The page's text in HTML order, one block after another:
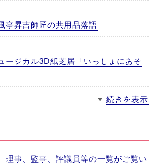
亭昇吉師匠の共用品落語
ージカル3D紙芝居「いっしょにあそ
続きを表示
理事、監事、評議員等の一覧がご覧い